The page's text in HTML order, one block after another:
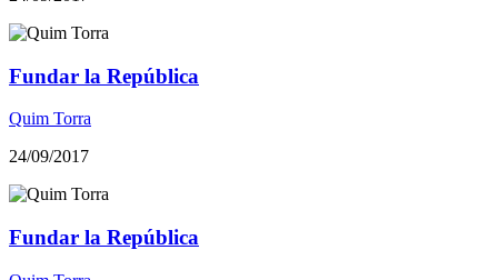
Fundar la República
Quim Torra
24/09/2017
Fundar la República